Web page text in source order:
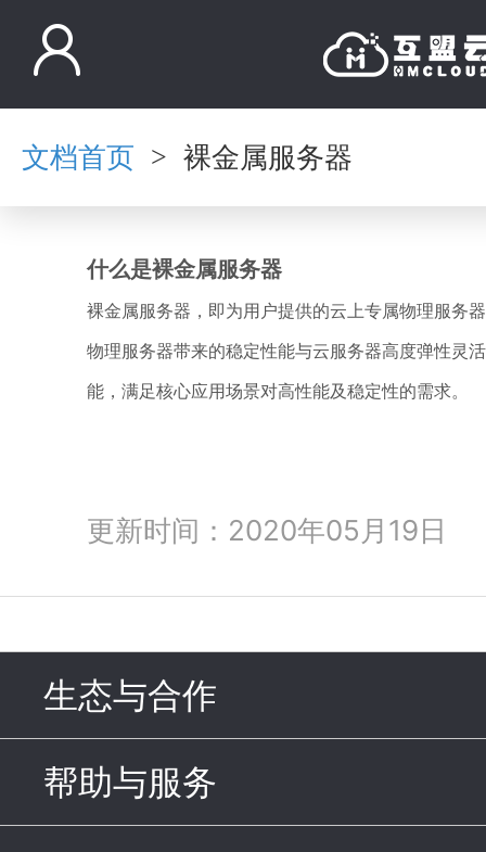
文档首页 > 裸金属服务器
什么是裸金属服务器
裸金属服务器，即为用户提供的云上专属物理服务
物理服务器带来的稳定性能与云服务器高度弹性灵
能，满足核心应用场景对高性能及稳定性的需求。
更新时间：2020年05月19日
生态与合作
帮助与服务